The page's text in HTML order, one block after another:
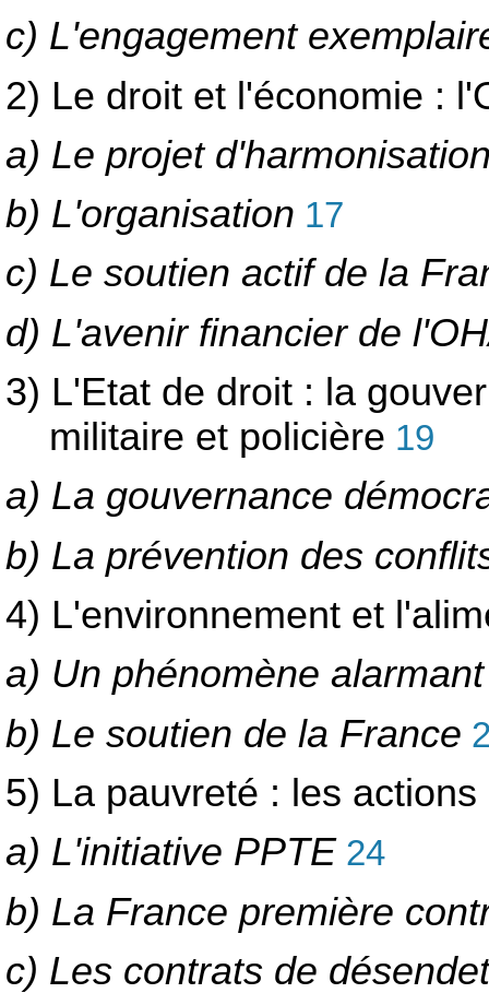
c) L'engagement
2) Le droit et l'économie :
a) Le projet
b) L'organisation 17
c) Le soutien actif de la
d) L'avenir financier de
3) L'Etat de droit : la
militaire et policière 19
a) La gouvernance
b) La prévention des
4) L'environnement et
a) Un phénomène alarmant
b) Le soutien de la France
5) La pauvreté : les
a) L'initiative PPTE 24
b) La France première
c) Les contrats de